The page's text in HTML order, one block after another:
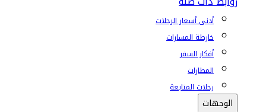
أدنى أسعار الرحلات
خارطة المسارات
أفكار السفر
المطارات
رحلات المتابعة
الوجهات